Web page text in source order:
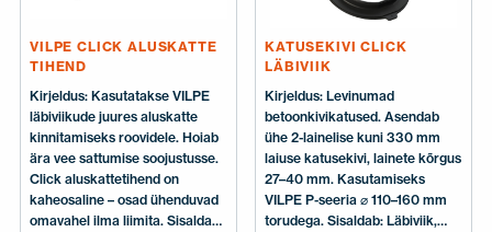
VILPE CLICK ALUSKATTE
TIHEND
Kirjeldus: Kasutatakse VILPE
läbiviikude juures aluskatte
kinnitamiseks roovidele. Hoiab
ära vee sattumise soojustusse.
Click aluskattetihend on
kaheosaline – osad ühenduvad
omavahel ilma liimita. Sisaldab:
KATUSEKIVI CLICK
LÄBIVIIK
Kirjeldus: Levinumad
betoonkivikatused. Asendab
ühe 2-lainelise kuni 330 mm
laiuse katusekivi, lainete kõrgus
27–40 mm. Kasutamiseks
VILPE P-seeria ⌀ 110–160 mm
torudega. Sisaldab: Läbiviik,